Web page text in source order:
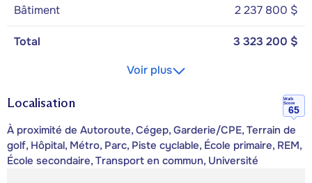
Bâtiment 2 237 800 $
Total
3 323 200 $
Voir plus
Localisation
Walk
Score
65
À proximité de Autoroute, Cégep, Garderie/CPE, Terrain de
golf, Hôpital, Métro, Parc, Piste cyclable, École primaire, REM,
École secondaire, Transport en commun, Université